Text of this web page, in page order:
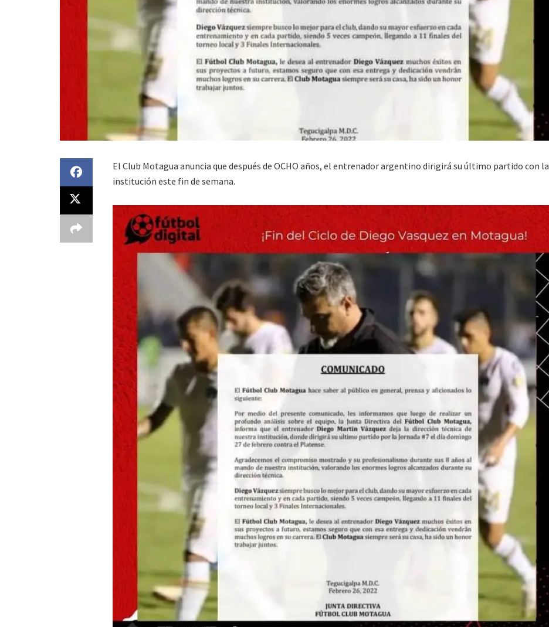
El Club Motagua anuncia que después de OCHO años, el entrenador argentino dirigirá su último partido con la
institución este fin de semana.